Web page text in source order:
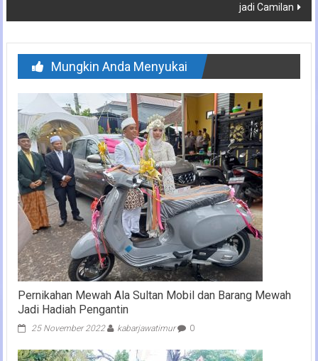
jadi Camilan
Mungkin Anda Menyukai
Pernikahan Mewah Ala Sultan Mobil dan Barang Mewah
Jadi Hadiah Pengantin
25 November 2022 kabarjawatimur 0